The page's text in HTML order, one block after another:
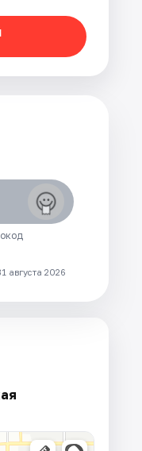
августа 2026